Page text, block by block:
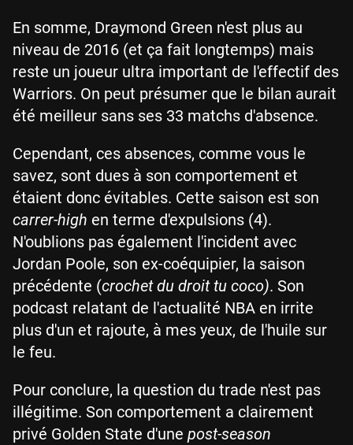
En somme, Draymond Green n'est plus au
niveau de 2016 (et ça fait longtemps) mais
reste un joueur ultra important de l'effectif des
Warriors. On peut présumer que le bilan aurait
été meilleur sans ses 33 matchs d'absence.
Cependant, ces absences, comme vous le
savez, sont dues à son comportement et
étaient donc évitables. Cette saison est son
carrer-high en terme d'expulsions (4).
N'oublions pas également l'incident avec
Jordan Poole, son ex-coéquipier, la saison
précédente (crochet du droit tu coco). Son
podcast relatant de l'actualité NBA en irrite
plus d'un et rajoute, à mes yeux, de l'huile sur
le feu.
Pour conclure, la question du trade n'est pas
illégitime. Son comportement a clairement
privé Golden State d'une post-season